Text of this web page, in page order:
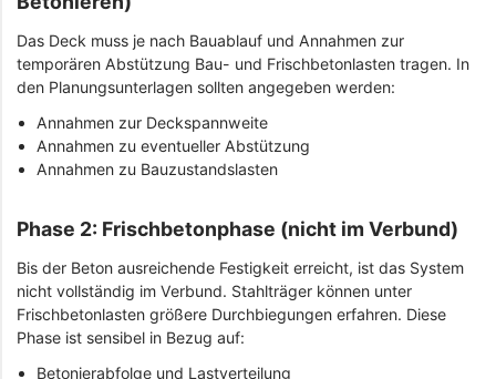
Das Deck muss je nach Bauablauf und Annahmen zur
temporären Abstützung Bau- und Frischbetonlasten tragen. In
den Planungsunterlagen sollten angegeben werden:
Annahmen zur Deckspannweite
Annahmen zu eventueller Abstützung
Annahmen zu Bauzustandslasten
Phase 2: Frischbetonphase (nicht im Verbund)
Bis der Beton ausreichende Festigkeit erreicht, ist das System
nicht vollständig im Verbund. Stahlträger können unter
Frischbetonlasten größere Durchbiegungen erfahren. Diese
Phase ist sensibel in Bezug auf:
Betonierabfolge und Lastverteilung